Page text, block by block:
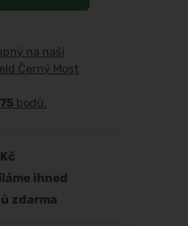
na naší
Černý Most
bodů.
ihned
zdarma